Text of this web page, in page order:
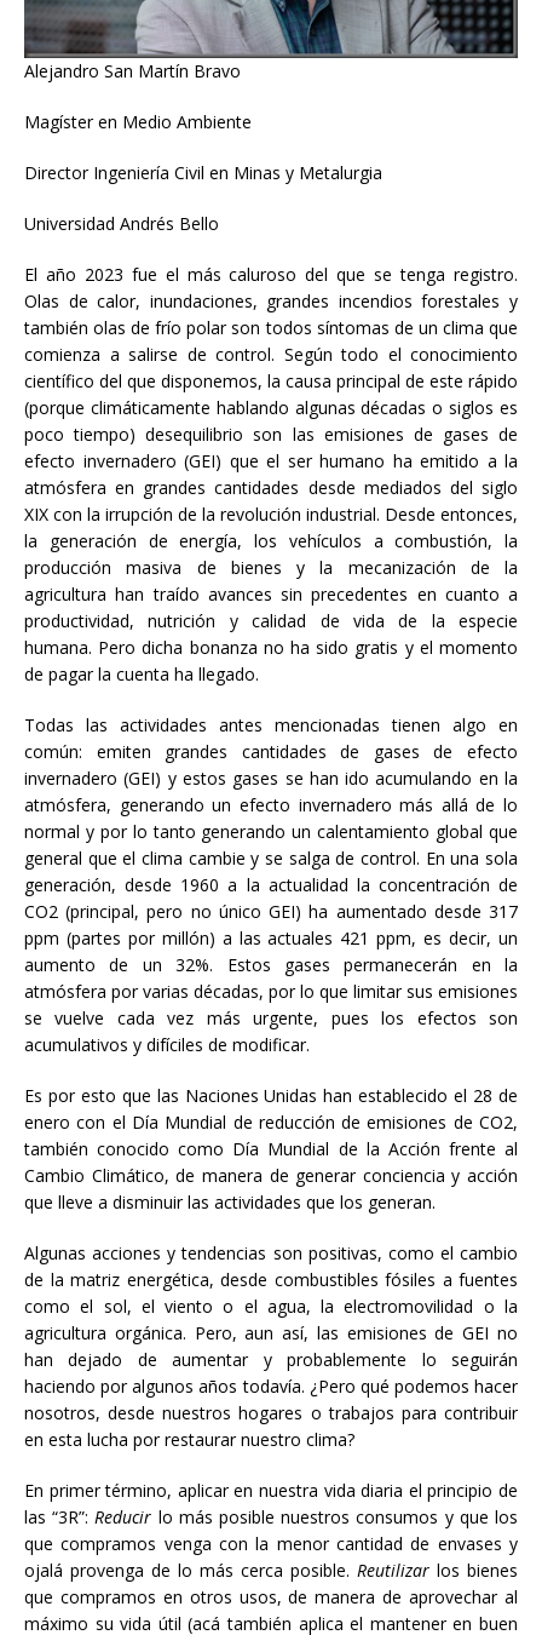
Alejandro San Martín Bravo
Magíster en Medio Ambiente
Director Ingeniería Civil en Minas y Metalurgia
Universidad Andrés Bello
El año 2023 fue el más caluroso del que se tenga registro.
Olas de calor, inundaciones, grandes incendios forestales y
también olas de frío polar son todos síntomas de un clima que
comienza a salirse de control. Según todo el conocimiento
científico del que disponemos, la causa principal de este rápido
(porque climáticamente hablando algunas décadas o siglos es
poco tiempo) desequilibrio son las emisiones de gases de
efecto invernadero (GEI) que el ser humano ha emitido a la
atmósfera en grandes cantidades desde mediados del siglo
XIX con la irrupción de la revolución industrial. Desde entonces,
la generación de energía, los vehículos a combustión, la
producción masiva de bienes y la mecanización de la
agricultura han traído avances sin precedentes en cuanto a
productividad, nutrición y calidad de vida de la especie
humana. Pero dicha bonanza no ha sido gratis y el momento
de pagar la cuenta ha llegado.
Todas las actividades antes mencionadas tienen algo en
común: emiten grandes cantidades de gases de efecto
invernadero (GEI) y estos gases se han ido acumulando en la
atmósfera, generando un efecto invernadero más allá de lo
normal y por lo tanto generando un calentamiento global que
general que el clima cambie y se salga de control. En una sola
generación, desde 1960 a la actualidad la concentración de
CO2 (principal, pero no único GEI) ha aumentado desde 317
ppm (partes por millón) a las actuales 421 ppm, es decir, un
aumento de un 32%. Estos gases permanecerán en la
atmósfera por varias décadas, por lo que limitar sus emisiones
se vuelve cada vez más urgente, pues los efectos son
acumulativos y difíciles de modificar.
Es por esto que las Naciones Unidas han establecido el 28 de
enero con el Día Mundial de reducción de emisiones de CO2,
también conocido como Día Mundial de la Acción frente al
Cambio Climático, de manera de generar conciencia y acción
que lleve a disminuir las actividades que los generan.
Algunas acciones y tendencias son positivas, como el cambio
de la matriz energética, desde combustibles fósiles a fuentes
como el sol, el viento o el agua, la electromovilidad o la
agricultura orgánica. Pero, aun así, las emisiones de GEI no
han dejado de aumentar y probablemente lo seguirán
haciendo por algunos años todavía. ¿Pero qué podemos hacer
nosotros, desde nuestros hogares o trabajos para contribuir
en esta lucha por restaurar nuestro clima?
En primer término, aplicar en nuestra vida diaria el principio de
las “3R”:Reducir lo más posible nuestros consumos y que los
que compramos venga con la menor cantidad de envases y
ojalá provenga de lo más cerca posible. Reutilizar los bienes
que compramos en otros usos, de manera de aprovechar al
máximo su vida útil (acá también aplica el mantener en buen